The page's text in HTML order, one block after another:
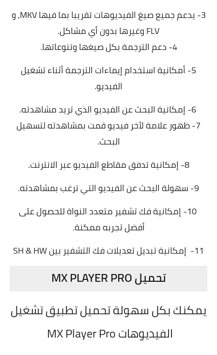
3- يدعم جميع صيغ الفيديوهات تقريبا بما فيها MKV, و
FLV وغيرها بدون أي مشاكل.
4- دعم الترجمة بكل صيغها وتنوعاتها.
5- أمكانية استخدام إيماءات الترجمة أثناء تشغيل
الفيديو.
6- إمكانية البحث عن الفيديو الذي تريد مشاهدته.
7- ظهور علامة لآخر فيديو قمت بمشاهدته لتسهيل
البحث.
8- إمكانية تدفق مقاطع الفيديو عبر الانترنت.
9- سهولة البحث عن الفيديو التي ترغب بمشاهدته.
10- إمكانية فك تشفير متعدد النواة للحصول على
أفضل تجربه ممكنة.
11- إمكانية تبديل تعديلات فك التشفير بين SH & HW
تحميل MX PLAYER PRO
يمكنك بكل سهولة تحميل تطبيق تشغيل
الفيديوهات MX Player Pro